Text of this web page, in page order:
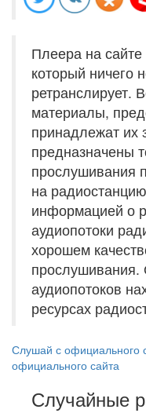
Плеера на
который ничего
ретранслирует.
материалы,
принадлежат их
предназначены
прослушивания
на
информацией о
аудиопотоки
хорошем
прослушивания.
аудиопотоков
ресурсах
Слушай с официального
официального сайта
Случайные